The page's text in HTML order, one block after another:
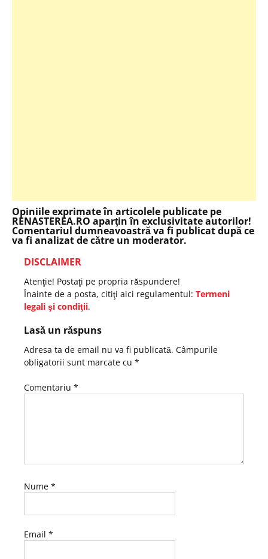
Opiniile exprimate în articolele publicate pe
RENASTEREA.RO aparţin în exclusivitate autorilor!
Comentariul dumneavoastră va fi publicat după ce
va fi analizat de către un moderator.
DISCLAIMER
Atenţie! Postaţi pe propria răspundere!
Înainte de a posta, citiţi aici regulamentul: Termeni
legali şi condiţii.
Lasă un răspuns
Adresa ta de email nu va fi publicată. Câmpurile
obligatorii sunt marcate cu *
Comentariu *
Nume *
Email *